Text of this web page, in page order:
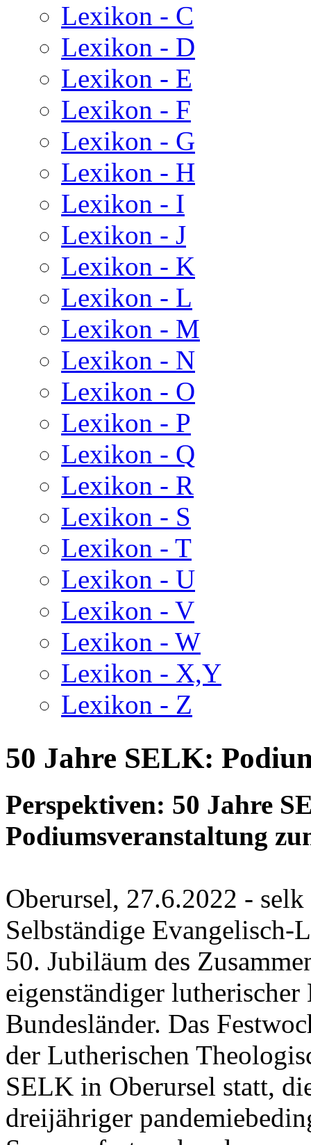
Lexikon - C
Lexikon - D
Lexikon - E
Lexikon - F
Lexikon - G
Lexikon - H
Lexikon - I
Lexikon - J
Lexikon - K
Lexikon - L
Lexikon - M
Lexikon - N
Lexikon - O
Lexikon - P
Lexikon - Q
Lexikon - R
Lexikon - S
Lexikon - T
Lexikon - U
Lexikon - V
Lexikon - W
Lexikon - X,Y
Lexikon - Z
50 Jahre SELK:
Perspektiven: 50 Jahre
Podiumsveranstaltung
Oberursel, 27.6.2022 -
Selbständige
50. Jubiläum des
eigenständiger
Bundesländer. Das
der Lutherischen
SELK in Oberursel statt,
dreijähriger